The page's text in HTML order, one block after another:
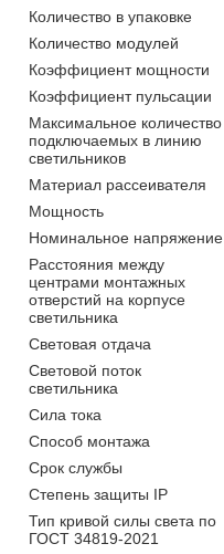
Количество в упаковке
Количество модулей
Коэффициент мощности
Коэффициент пульсации
Максимальное количество
подключаемых в линию
светильников
Материал рассеивателя
Мощность
Номинальное напряжение
Расстояния между
центрами монтажных
отверстий на корпусе
светильника
Световая отдача
Световой поток
светильника
Сила тока
Способ монтажа
Срок службы
Степень защиты IP
Тип кривой силы света по
ГОСТ 34819-2021